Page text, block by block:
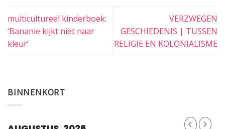
multicultureel kinderboek:
‘Bananie kijkt niet naar
kleur’
VERZWEGEN
GESCHIEDENIS | TUSSEN
RELIGIE EN KOLONIALISME
BINNENKORT